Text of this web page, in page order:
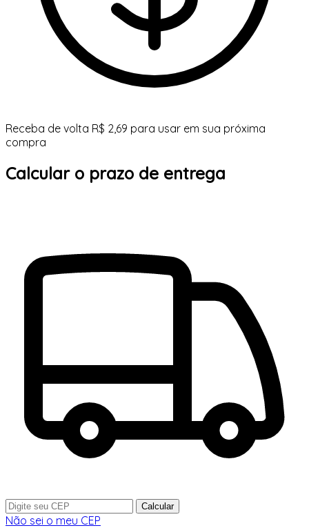
Receba de volta R$ 2,69 para usar em sua próxima
compra
Calcular o prazo de entrega
Calcular
Não sei o meu CEP